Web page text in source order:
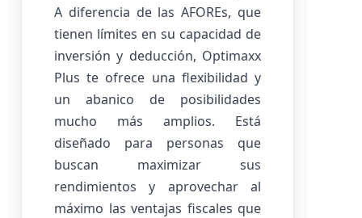
A diferencia de las AFOREs, que
tienen límites en su capacidad de
inversión y deducción, Optimaxx
Plus te ofrece una flexibilidad y
un abanico de posibilidades
mucho más amplios. Está
diseñado para personas que
buscan maximizar sus
rendimientos y aprovechar al
máximo las ventajas fiscales que